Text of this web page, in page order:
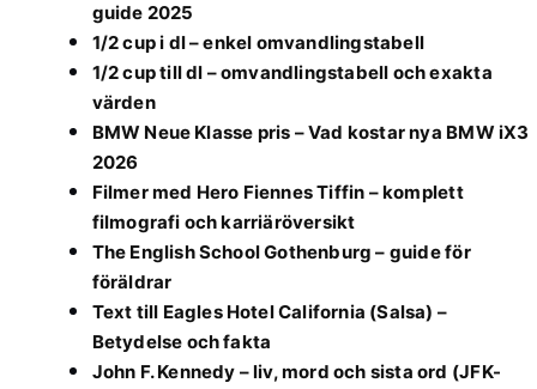
guide 2025
1/2 cup i dl – enkel omvandlingstabell
1/2 cup till dl – omvandlingstabell och exakta
värden
BMW Neue Klasse pris – Vad kostar nya BMW iX3
2026
Filmer med Hero Fiennes Tiffin – komplett
filmografi och karriäröversikt
The English School Gothenburg – guide för
föräldrar
Text till Eagles Hotel California (Salsa) –
Betydelse och fakta
John F. Kennedy – liv, mord och sista ord (JFK-